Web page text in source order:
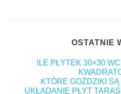
OSTATNIE
ILE PŁYTEK 30×30
KTÓRE GOŹDZIKI
UKŁADANIE PŁYT